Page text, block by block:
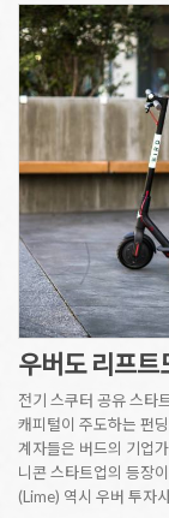
우버도 리프
전기 스쿠터 공유 스타
캐피털이 주도하는 펀
계자들은 버드의 기업
니콘 스타트업의 등장
(Lime) 역시 우버 투자